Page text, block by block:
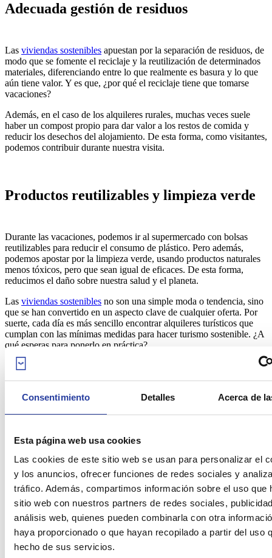
Consentimiento Detalles Acerca de
Esta página web usa cookies
Las cookies de este sitio web se usan para personalizar el
y los anuncios, ofrecer funciones de redes sociales y
tráfico. Además, compartimos información sobre el uso que
sitio web con nuestros partners de redes sociales,
análisis web, quienes pueden combinarla con otra
haya proporcionado o que hayan recopilado a partir del uso
hecho de sus servicios.
Adecuada gestión de residuos
Las viviendas sostenibles apuestan por la separación de residuos, de
modo que se fomente el reciclaje y la reutilización de determinados
materiales, diferenciando entre lo que realmente es basura y lo que
aún tiene valor. Y es que, ¿por qué el reciclaje tiene que tomarse
vacaciones?
Además, en el caso de los alquileres rurales, muchas veces suele
haber un compost propio para dar valor a los restos de comida y
reducir los desechos del alojamiento. De esta forma, como visitantes,
podemos contribuir durante nuestra visita.
Productos reutilizables y limpieza verde
Durante las vacaciones, podemos ir al supermercado con bolsas
reutilizables para reducir el consumo de plástico. Pero además,
podemos apostar por la limpieza verde, usando productos naturales
menos tóxicos, pero que sean igual de eficaces. De esta forma,
reducimos el daño sobre nuestra salud y el planeta.
Las viviendas sostenibles no son una simple moda o tendencia, sino
que se han convertido en un aspecto clave de cualquier oferta. Por
suerte, cada día es más sencillo encontrar alquileres turísticos que
cumplan con las mínimas medidas para hacer turismo sostenible. ¿A
qué esperas para ponerlo en práctica?